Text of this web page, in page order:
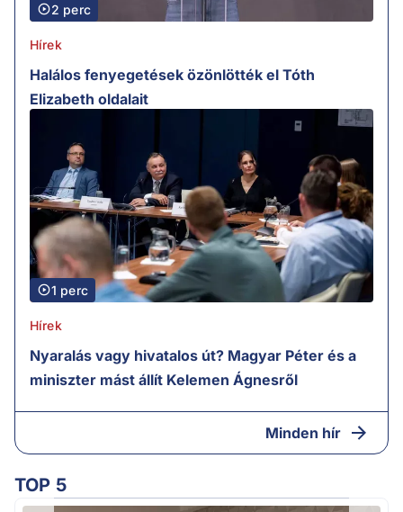
2 perc
Hírek
Halálos fenyegetések özönlötték el Tóth
Elizabeth oldalait
1 perc
Hírek
Nyaralás vagy hivatalos út? Magyar Péter és a
miniszter mást állít Kelemen Ágnesről
Minden hír
TOP 5